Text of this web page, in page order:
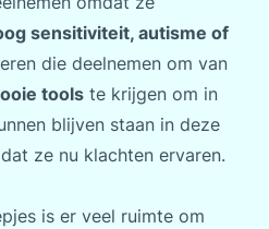
sensitiviteit, autisme of
die deelnemen om van
toolste krijgen om in
blijven staan in deze
ze nu klachten ervaren.
is er veel ruimte om